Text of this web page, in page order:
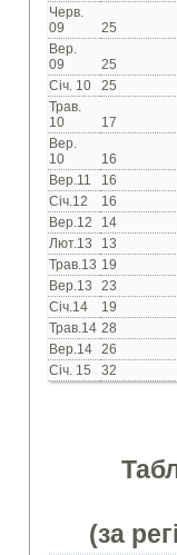
Черв.
09
25
Вер.
09
25
Січ. 10
25
Трав.
10
17
Вер.
10
16
Вер.11
16
Січ.12
16
Вер.12
14
Лют.13
13
Трав.13 19
Вер.13
23
Січ.14
19
Трав.14 28
Вер.14
26
Січ. 15
32
(за